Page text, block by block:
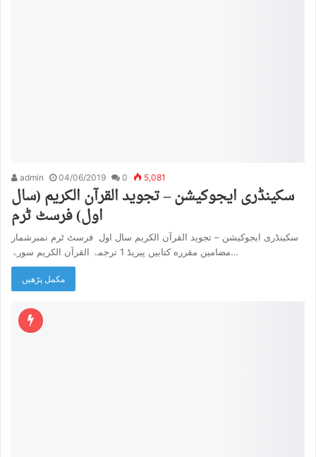
admin 04/06/2019 0 5,081
سکینڈری ایجوکیشن – تجوید القرآن الکریم (سال
اول) فرسٹ ٹرم
سکینڈری ایجوکیشن – تجوید القرآن الکریم سال اول فرسٹ ٹرم نمبرشمار
مضامین مقرره کتابیں پیریڈ 1 ترجمۃ القرآن الکریم سورۃ…
مکمل پڑھیں